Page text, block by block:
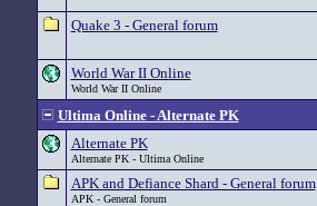
Quake 3 - General forum
World War II Online
World War II Online
Ultima Online - Alternate PK
Alternate PK
Alternate PK - Ultima Online
APK and Defiance Shard - General forum
APK - General forum